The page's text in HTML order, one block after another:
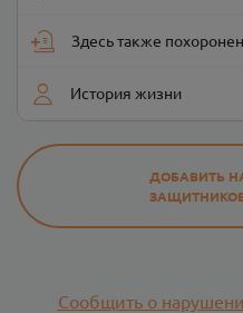
Здесь также
История жизни
ДОБАВИТЬ
Сообщить о